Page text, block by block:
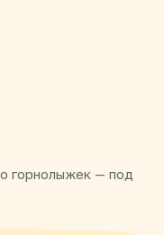
горнолыжек — под